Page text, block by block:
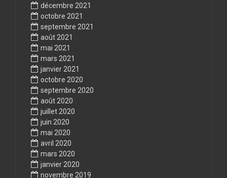
décembre 2021
octobre 2021
septembre 2021
août 2021
mai 2021
mars 2021
janvier 2021
octobre 2020
septembre 2020
août 2020
juillet 2020
juin 2020
mai 2020
avril 2020
mars 2020
janvier 2020
novembre 2019